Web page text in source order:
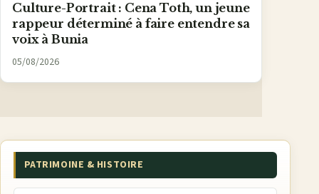
Culture-Portrait : Cena Toth, un jeune
rappeur déterminé à faire entendre sa
voix à Bunia
05/08/2026
PATRIMOINE & HISTOIRE